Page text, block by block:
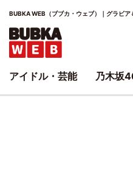
BUBKA WEB（ブブカ・ウェブ）｜グラビア
アイドル・芸能 乃木坂